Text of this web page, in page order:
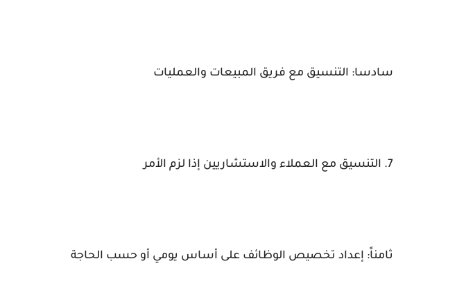
سادسا: التنسيق مع فريق المبيعات والعمليات
7. التنسيق مع العملاء والاستشاريين إذا لزم الأمر
ثامناً: إعداد تخصيص الوظائف على أساس يومي أو حسب الحاجة